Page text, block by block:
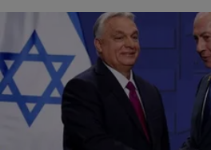
israeliani ha scritto a Donald Trump per
ancora con Hamas